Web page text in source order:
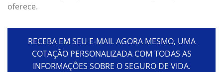
oferece.
RECEBA EM SEU E-MAIL AGORA MESMO, UMA
COTAÇÃO PERSONALIZADA COM TODAS AS
INFORMAÇÕES SOBRE O SEGURO DE VIDA.